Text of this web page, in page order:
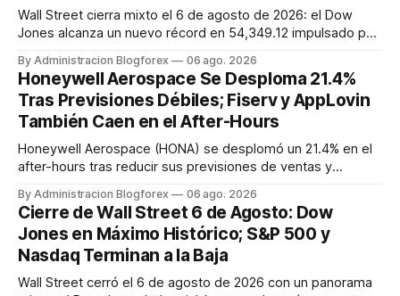
Wall Street cierra mixto el 6 de agosto de 2026: el Dow
Jones alcanza un nuevo récord en 54,349.12 impulsado por
Composite retroceden un 0.2% y 0.8% respectivamente,
lastrados por el sector tecnológico. El VIX cayó a 15.43, y el
progreso en...
By Administracion Blogforex 06 ago. 2026
Honeywell Aerospace Se Desploma 21.4%
Tras Previsiones Débiles; Fiserv y AppLovin
También Caen en el After-Hours
Honeywell Aerospace (HONA) se desplomó un 21.4% en el
after-hours tras reducir sus previsiones de ventas y
en sus pronósticos anuales, y AppLovin (APP) bajó un 19.3%
tras no alcanzar las estimaciones de ingresos. SanDisk
(SNDK) tambié...
By Administracion Blogforex 06 ago. 2026
Cierre de Wall Street 6 de Agosto: Dow
Jones en Máximo Histórico; S&P 500 y
Nasdaq Terminan a la Baja
Wall Street cerró el 6 de agosto de 2026 con un panorama